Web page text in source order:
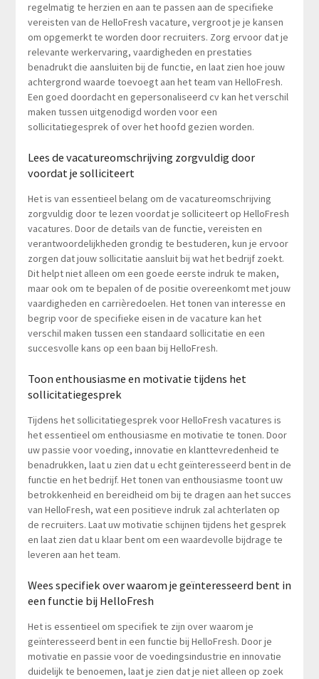
regelmatig te herzien en aan te passen aan de specifieke
vereisten van de HelloFresh vacature, vergroot je je kansen
om opgemerkt te worden door recruiters. Zorg ervoor dat je
relevante werkervaring, vaardigheden en prestaties
benadrukt die aansluiten bij de functie, en laat zien hoe jouw
achtergrond waarde toevoegt aan het team van HelloFresh.
Een goed doordacht en gepersonaliseerd cv kan het verschil
maken tussen uitgenodigd worden voor een
sollicitatiegesprek of over het hoofd gezien worden.
Lees de vacatureomschrijving zorgvuldig door
voordat je solliciteert
Het is van essentieel belang om de vacatureomschrijving
zorgvuldig door te lezen voordat je solliciteert op HelloFresh
vacatures. Door de details van de functie, vereisten en
verantwoordelijkheden grondig te bestuderen, kun je ervoor
zorgen dat jouw sollicitatie aansluit bij wat het bedrijf zoekt.
Dit helpt niet alleen om een goede eerste indruk te maken,
maar ook om te bepalen of de positie overeenkomt met jouw
vaardigheden en carrièredoelen. Het tonen van interesse en
begrip voor de specifieke eisen in de vacature kan het
verschil maken tussen een standaard sollicitatie en een
succesvolle kans op een baan bij HelloFresh.
Toon enthousiasme en motivatie tijdens het
sollicitatiegesprek
Tijdens het sollicitatiegesprek voor HelloFresh vacatures is
het essentieel om enthousiasme en motivatie te tonen. Door
uw passie voor voeding, innovatie en klanttevredenheid te
benadrukken, laat u zien dat u echt geïnteresseerd bent in de
functie en het bedrijf. Het tonen van enthousiasme toont uw
betrokkenheid en bereidheid om bij te dragen aan het succes
van HelloFresh, wat een positieve indruk zal achterlaten op
de recruiters. Laat uw motivatie schijnen tijdens het gesprek
en laat zien dat u klaar bent om een waardevolle bijdrage te
leveren aan het team.
Wees specifiek over waarom je geïnteresseerd bent in
een functie bij HelloFresh
Het is essentieel om specifiek te zijn over waarom je
geïnteresseerd bent in een functie bij HelloFresh. Door je
motivatie en passie voor de voedingsindustrie en innovatie
duidelijk te benoemen, laat je zien dat je niet alleen op zoek